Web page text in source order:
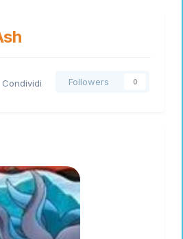
Condividi Followers 0